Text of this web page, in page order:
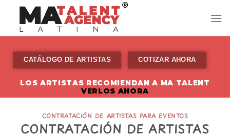
content
CATÁLOGO DE ARTISTAS COTIZAR AHORA
LOS ARTISTAS RECOMIENDAN A MA TALENT
VERLOS AHORA
CONTRATACIÓN DE ARTISTAS PARA EVENTOS
CONTRATACIÓN DE ARTISTAS